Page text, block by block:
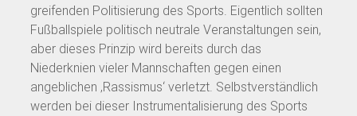
greifenden Politisierung des Sports. Eigentlich sollten
Fußballspiele politisch neutrale Veranstaltungen sein,
aber dieses Prinzip wird bereits durch das
Niederknien vieler Mannschaften gegen einen
angeblichen ‚Rassismus‘ verletzt. Selbstverständlich
werden bei dieser Instrumentalisierung des Sports